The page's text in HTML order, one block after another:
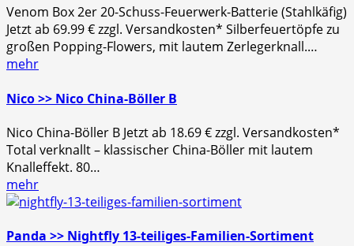
Venom Box 2er 20-Schuss-Feuerwerk-Batterie (Stahlkäfig)
Jetzt ab 69.99 € zzgl. Versandkosten* Silberfeuertöpfe zu
großen Popping-Flowers, mit lautem Zerlegerknall.…
mehr
Nico >> Nico China-Böller B
Nico China-Böller B Jetzt ab 18.69 € zzgl. Versandkosten*
Total verknallt – klassischer China-Böller mit lautem
Knalleffekt. 80…
mehr
Panda >> Nightfly 13-teiliges-Familien-Sortiment